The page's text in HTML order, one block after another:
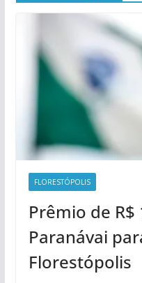
FLORESTÓPOLIS
Prêmio de
Paranávai
Florestópolis